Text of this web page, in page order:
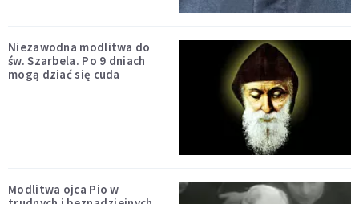
Niezawodna modlitwa do
św. Szarbela. Po 9 dniach
mogą dziać się cuda
Modlitwa ojca Pio w